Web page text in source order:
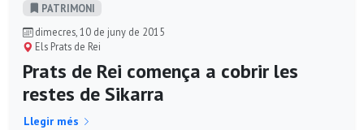
PATRIMONI
dimecres, 10 de juny de 2015
Els Prats de Rei
Prats de Rei comença a cobrir les
restes de Sikarra
Llegir més